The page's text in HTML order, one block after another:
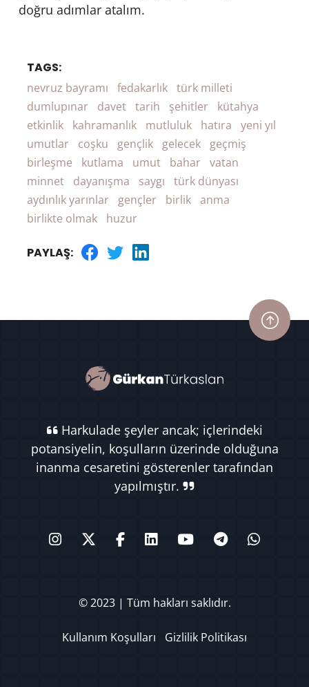
doğru adımlar atalım.
TAGS:
nevruz bayramı fedakarlık türk milleti
dumlupınar
davet tarih şehitler
kütahya
etkinlik
kahramanlık mutluluk hatıra
yeni yıl
umutlar
coşku gençlik gelecek
geçmiş
birleşme
kutlama umut bahar vatan
minnet
dayanışma saygı
türk dünyası
aydınlık yarınlar
gençler birlik anma
birlikte olmak
huzur
PAYLAŞ:
Harkulade şeyler ancak; içlerindeki
potansiyelin, koşulların üzerinde olduğuna
inanma cesaretini gösterenler tarafından
yapılmıştır.
© 2023 | Tüm hakları saklıdır.
Kullanım Koşulları Gizlilik Politikası